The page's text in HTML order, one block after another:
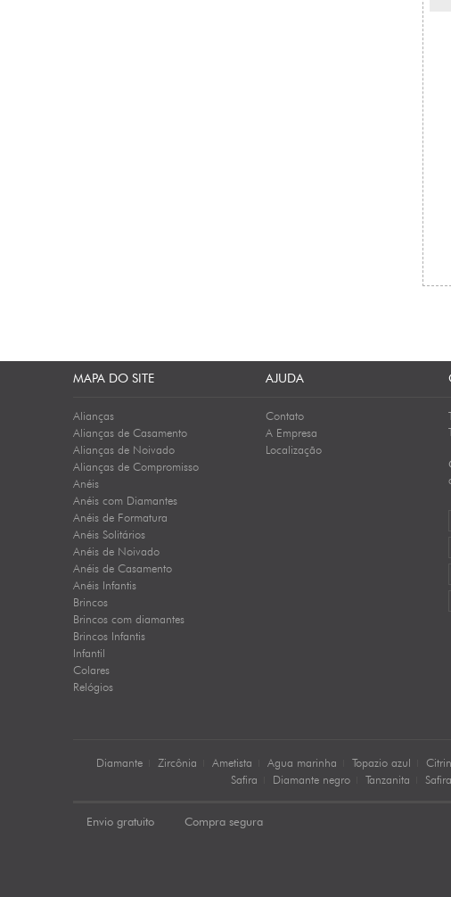
MAPA DO SITE
Alianças
Alianças de Casamento
Alianças de Noivado
Alianças de Compromisso
Anéis
Anéis com Diamantes
Anéis de Formatura
Anéis Solitários
Anéis de Noivado
Anéis de Casamento
Anéis Infantis
Brincos
Brincos com diamantes
Brincos Infantis
Infantil
Colares
Relógios
AJUDA
Contato
A Empresa
Localização
Diamante Zircônia Ametista Agua marinha Topazio azul
Safira
Diamante negro Tanzanita
Envio gratuito Compra segura